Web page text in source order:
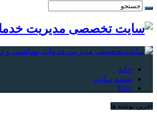
خانه
نقشه سایت
RSS
آخرین نوشته ها